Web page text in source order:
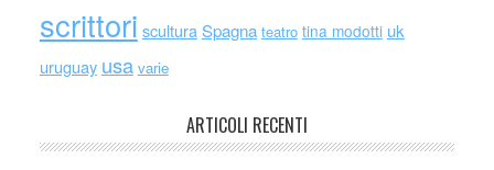
scrittori scultura Spagna teatro tina modotti uk
uruguay usa varie
ARTICOLI RECENTI